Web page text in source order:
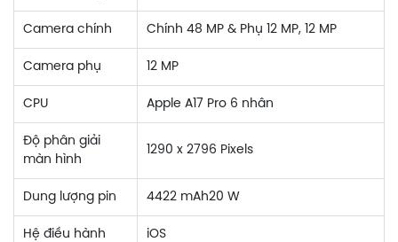
Camera chính Chính 48 MP & Phụ 12 MP, 12 MP
Camera phụ 12 MP
CPU Apple A17 Pro 6 nhân
Độ phân giải
màn hình
1290 x 2796 Pixels
Dung lượng pin 4422 mAh20 W
Hệ điều hành iOS